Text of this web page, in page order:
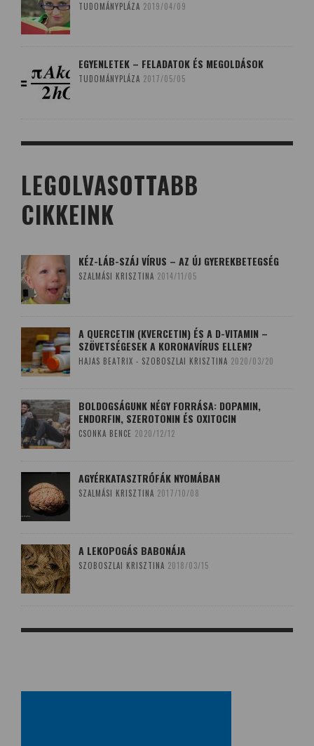
TUDOMÁNYPLÁZA 2019/04/09
EGYENLETEK – FELADATOK ÉS MEGOLDÁSOK
TUDOMÁNYPLÁZA 2017/05/05
LEGOLVASOTTABB
CIKKEINK
KÉZ-LÁB-SZÁJ VÍRUS – AZ ÚJ GYEREKBETEGSÉG
SZALMÁSI KRISZTINA 2014/11/05
A QUERCETIN (KVERCETIN) ÉS A D-VITAMIN –
SZÖVETSÉGESEK A KORONAVÍRUS ELLEN?
HAJAS BEATRIX - SZOBOSZLAI KRISZTINA 2020/03/20
BOLDOGSÁGUNK NÉGY FORRÁSA: DOPAMIN,
ENDORFIN, SZEROTONIN ÉS OXITOCIN
CSONKA BENCE 2020/12/12
AGYÉRKATASZTRÓFÁK NYOMÁBAN
SZALMÁSI KRISZTINA 2017/10/08
A LEKOPOGÁS BABONÁJA
SZOBOSZLAI KRISZTINA 2018/03/15